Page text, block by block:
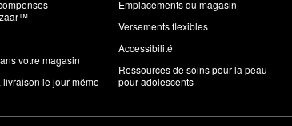
votre magasin
livraison le jour même
Emplacements du magasin
Versements flexibles
Accessibilité
Ressources de soins pour la peau
pour adolescents